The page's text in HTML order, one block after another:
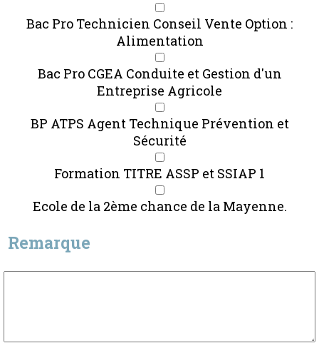
Bac Pro Technicien Conseil Vente Option :
Alimentation
Bac Pro CGEA Conduite et Gestion d'un
Entreprise Agricole
BP ATPS Agent Technique Prévention et
Sécurité
Formation TITRE ASSP et SSIAP 1
Ecole de la 2ème chance de la Mayenne.
Remarque